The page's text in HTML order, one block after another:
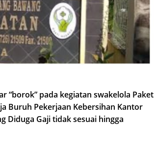
“borok” pada kegiatan swakelola Paket
Buruh Pekerjaan Kebersihan Kantor
Diduga Gaji tidak sesuai hingga